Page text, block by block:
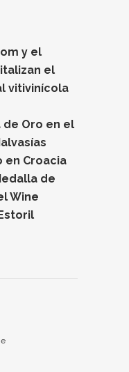
y el
el
vitivinícola
de Oro en el
en Croacia
de
Wine